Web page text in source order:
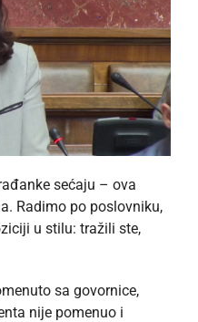
sećaju – ova
Radimo po poslovniku,
u stilu: tražili ste,
sa govornice,
nije pomenuo i